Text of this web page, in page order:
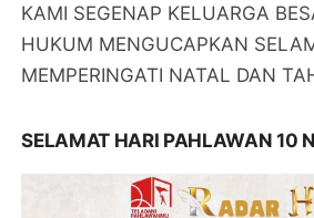
KAMI SEGENAP KELUARGA
HUKUM MENGUCAPKAN
MEMPERINGATI NATAL DAN
SELAMAT HARI PAHLAWAN 10